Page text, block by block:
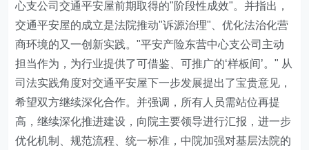
心支公司交通平安屋前期取得的"阶段性成效"。并指出，
交通平安屋的成立是法院推动"诉源治理"、优化法治化营
商环境的又一创新实践。"平安产险东营中心支公司主动
担当作为，为行业提供了可借鉴、可推广的‘样板间’。" 从
司法实践角度对交通平安屋下一步发展提出了宝贵意见，
希望双方继续深化合作。并强调，所有人员需站位再提
高，继续深化推进建设，向院主要领导进行汇报，进一步
优化机制、规范流程、统一标准，中院加强对基层法院的